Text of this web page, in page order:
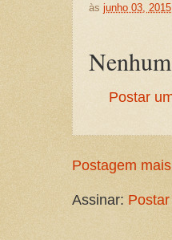
às junho 03, 2015
Postar
Postagem
Assinar: